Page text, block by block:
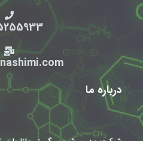
0912
درباره ما